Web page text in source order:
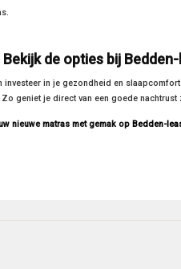
de opties bij Bedden-
investeer in je gezondheid en
geniet je direct van een goede
nieuwe matras met gemak op Bedden-